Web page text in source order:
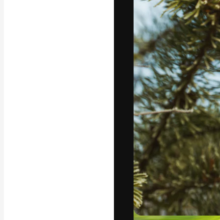
La piattaforma
migliori lavori.
creativi,
Italiano
Copyright © 2010-